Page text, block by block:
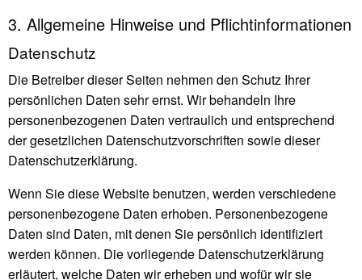
3. Allgemeine Hinweise und Pflicht­informationen
Datenschutz
Die Betreiber dieser Seiten nehmen den Schutz Ihrer
persönlichen Daten sehr ernst. Wir behandeln Ihre
personenbezogenen Daten vertraulich und entsprechend
der gesetzlichen Datenschutzvorschriften sowie dieser
Datenschutzerklärung.
Wenn Sie diese Website benutzen, werden verschiedene
personenbezogene Daten erhoben. Personenbezogene
Daten sind Daten, mit denen Sie persönlich identifiziert
werden können. Die vorliegende Datenschutzerklärung
erläutert, welche Daten wir erheben und wofür wir sie